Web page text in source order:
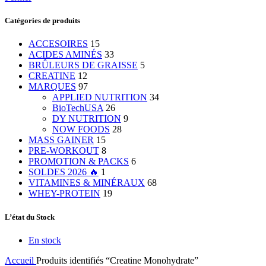
Catégories de produits
ACCESOIRES 15
ACIDES AMINÉS 33
BRÛLEURS DE GRAISSE 5
CREATINE 12
MARQUES 97
APPLIED NUTRITION 34
BioTechUSA 26
DY NUTRITION 9
NOW FOODS 28
MASS GAINER 15
PRE-WORKOUT 8
PROMOTION & PACKS 6
SOLDES 2026 🔥 1
VITAMINES & MINÉRAUX 68
WHEY-PROTEIN 19
L’état du Stock
En stock
Accueil Produits identifiés “Creatine Monohydrate”